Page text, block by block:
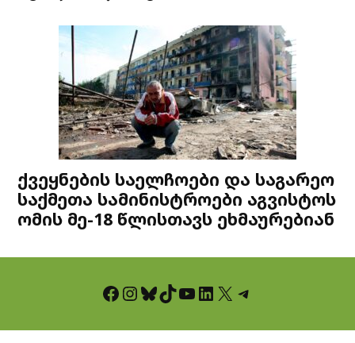
ქვეყნების საელჩოები და საგარეო
საქმეთა სამინისტროები აგვისტოს
ომის მე-18 წლისთავს ეხმაურებიან
Facebook InstagramBluesky TikTok YouTube LinkedIn X Telegram